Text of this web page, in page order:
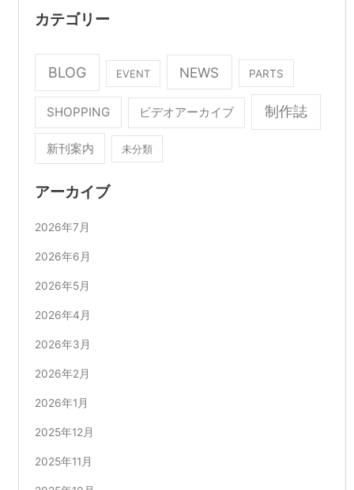
カテゴリー
BLOG EVENT NEWS PARTS
SHOPPING ビデオアーカイブ 制作誌
新刊案内 未分類
アーカイブ
2026年7月
2026年6月
2026年5月
2026年4月
2026年3月
2026年2月
2026年1月
2025年12月
2025年11月